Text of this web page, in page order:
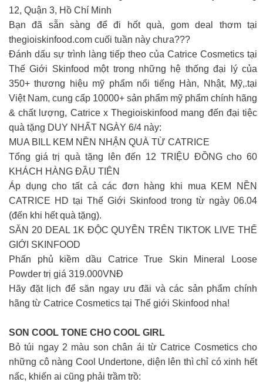
12, Quận 3, Hồ Chí Minh
Bạn đã sẵn sàng để đi hốt quà, gom deal thơm tại
thegioiskinfood.com cuối tuần này chưa???
Đánh dấu sự trình làng tiếp theo của Catrice Cosmetics tại
Thế Giới Skinfood một trong những hệ thống đại lý của
350+ thương hiệu mỹ phẩm nổi tiếng Hàn, Nhật, Mỹ,.tại
Việt Nam, cung cấp 10000+ sản phẩm mỹ phẩm chính hãng
& chất lượng, Catrice x Thegioiskinfood mang đến đại tiệc
quà tặng DUY NHẤT NGÀY 6/4 này:
MUA BILL KEM NỀN NHẬN QUÀ TỪ CATRICE
Tổng giá trị quà tặng lên đến 12 TRIỆU ĐỒNG cho 60
KHÁCH HÀNG ĐẦU TIÊN
Áp dụng cho tất cả các đơn hàng khi mua KEM NỀN
CATRICE HD tại Thế Giới Skinfood trong từ ngày 06.04
(đến khi hết quà tặng).
SĂN 20 DEAL 1K ĐỘC QUYỀN TRÊN TIKTOK LIVE THẾ
GIỚI SKINFOOD
Phấn phủ kiềm dầu Catrice True Skin Mineral Loose
Powder trị giá 319.000VNĐ
Hãy đặt lịch để săn ngay ưu đãi và các sản phẩm chính
hãng từ Catrice Cosmetics tại Thế giới Skinfood nha!
SON COOL TONE CHO COOL GIRL
Bỏ túi ngay 2 màu son chân ái từ Catrice Cosmetics cho
những cô nàng Cool Undertone, diện lên thì chỉ có xinh hết
nấc, khiến ai cũng phải trầm trồ: